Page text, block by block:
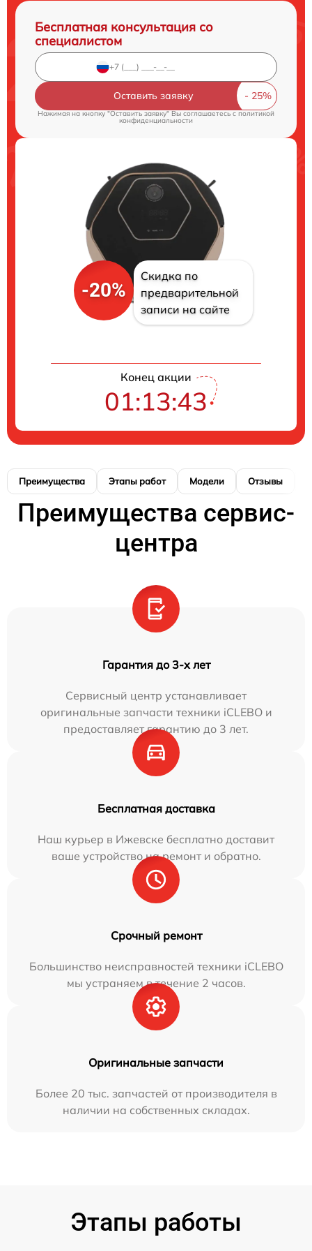
Бесплатная консультация со
специалистом
Оставить заявку
Нажимая на кнопку "Оставить заявку" Вы соглашаетесь cполитикой
конфиденциальности
-20%
Скидка по
предварительной
записи на сайте
Конец акции
01:13:42
Преимущества Этапы работ Модели Отзывы
Преимущества сервис-
центра
Гарантия до 3-х лет
Сервисный центр устанавливает
оригинальные запчасти техники iCLEBO и
предоставляет гарантию до 3 лет.
Бесплатная доставка
Наш курьер в Ижевске бесплатно доставит
ваше устройство на ремонт и обратно.
Срочный ремонт
Большинство неисправностей техники iCLEBO
мы устраняем в течение 2 часов.
Оригинальные запчасти
Более 20 тыс. запчастей от производителя в
наличии на собственных складах.
Этапы работы